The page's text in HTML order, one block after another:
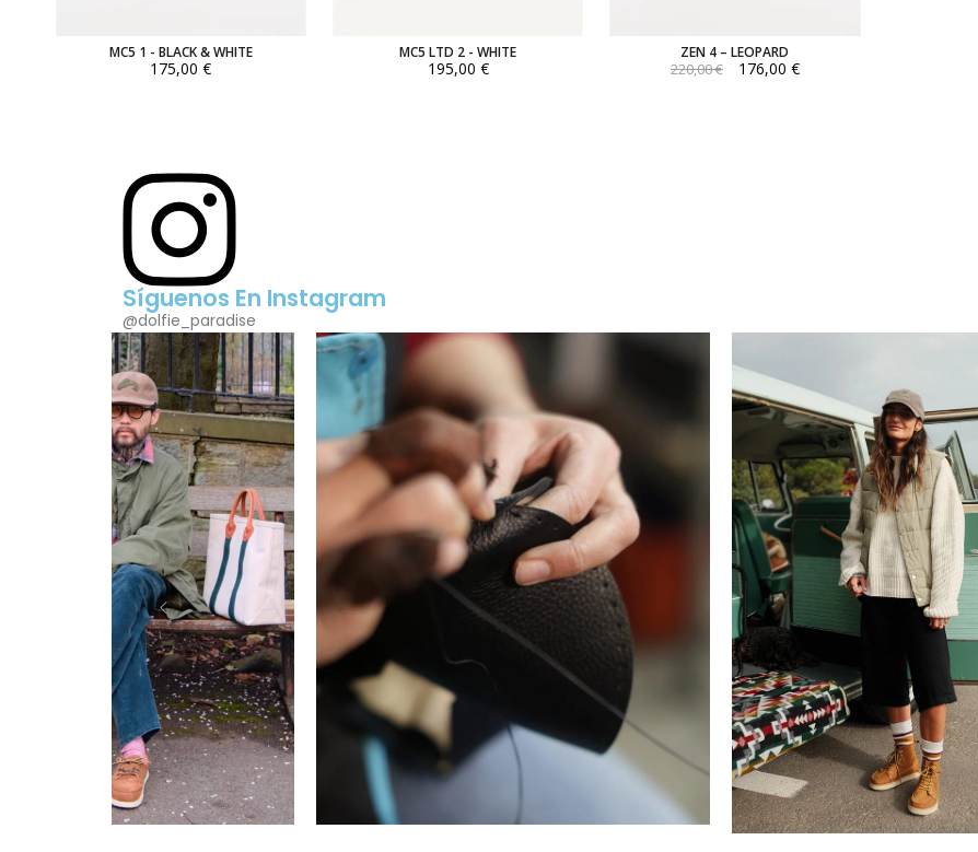
MC5 1 - BLACK & WHITE
175,00 €
MC5 LTD 2 - WHITE
195,00 €
ZEN 4 – LEOPARD
220,00 € 176,00 €
Síguenos En Instagram
@dolfie_paradise